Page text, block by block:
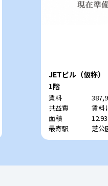
JETビル（仮称）
1階
賃料
共益費
賃料
面積
最寄駅
芝公